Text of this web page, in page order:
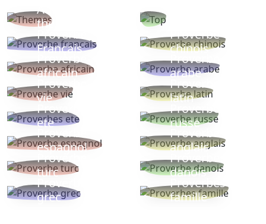
Autres
thèmes
Proverbe
Français
Proverbe
chinois
Proverbe
africain
Proverbe
arabe
Proverbe
vie
Proverbe
latin
Proverbes
ete
Proverbe
russe
Proverbe
espagnol
Proverbe
anglais
Proverbe
turc
Proverbe
danois
Proverbe
grec
Proverbes
famille